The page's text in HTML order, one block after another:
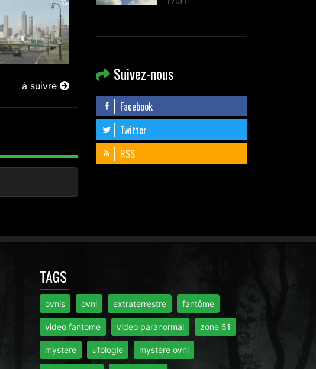
à suivre
Suivez-nous
Facebook
Twitter
RSS
TAGS
ovnis ovni extraterrestre fantôme
video fantome video paranormal zone 51
mystere ufologie mystère ovni